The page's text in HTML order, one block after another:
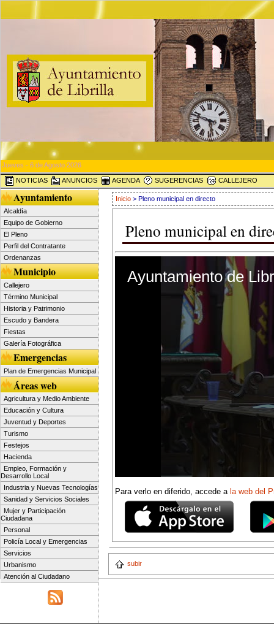
Jueves - 6 de Agosto 2026
NOTICIAS ANUNCIOS AGENDA SUGERENCIAS CALLEJERO
Ayuntamiento
Alcaldía
Equipo de Gobierno
El Pleno
Perfil del Contratante
Ordenanzas
Municipio
Callejero
Término Municipal
Historia y Patrimonio
Escudo y Bandera
Fiestas
Galería Fotográfica
Emergencias
Plan de Emergencias Municipal
Áreas web
Agricultura y Medio Ambiente
Educación y Cultura
Juventud y Deportes
Turismo
Festejos
Hacienda
Empleo, Formación y
Desarrollo Local
Industria y Nuevas Tecnologías
Sanidad y Servicios Sociales
Mujer y Participación
Ciudadana
Personal
Policía Local y Emergencias
Servicios
Urbanismo
Atención al Ciudadano
Inicio > Pleno municipal en directo
Pleno municipal en
Ayuntamiento de
seconds
Para verlo en diferido, accede a la web del
subir